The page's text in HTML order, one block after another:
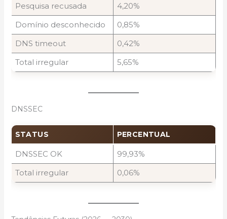
Pesquisa recusada
4,20%
Domínio desconhecido
0,85%
DNS timeout
0,42%
Total irregular
5,65%
DNSSEC
STATUS PERCENTUAL
DNSSEC OK
99,93%
Total irregular
0,06%